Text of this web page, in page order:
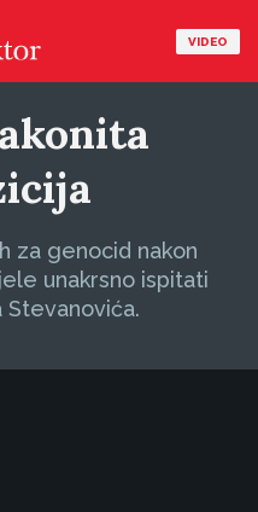
VIDEO
za genocid nakon
unakrsno ispitati
Stevanovića.